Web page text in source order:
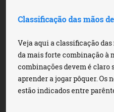
Classificação das mãos
Veja aqui a classificação
da mais forte combinação à
combinações devem é claro
aprender a jogar pôquer. Os
estão indicados entre